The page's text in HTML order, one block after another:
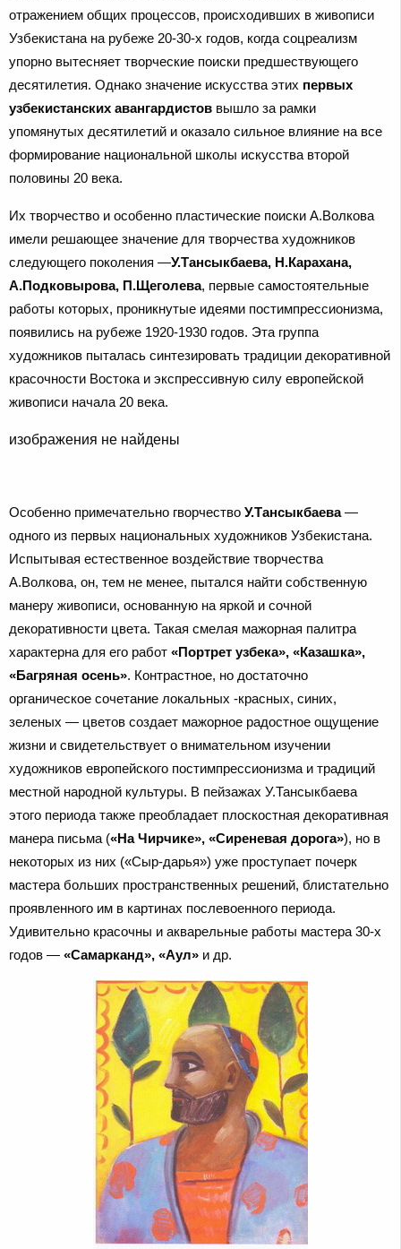
отражением общих процессов, происходивших в живописи
Узбекистана на рубеже 20-30-х годов, когда соцреализм
упорно вытесняет творческие поиски предшествующего
десятилетия. Однако значение искусства этих первых
узбекистанских авангардистов вышло за рамки
упомянутых десятилетий и оказало сильное влияние на все
формирование национальной школы искусства второй
половины 20 века.
Их творчество и особенно пластические поиски А.Волкова
имели решающее значение для творчества художников
следующего поколения —У.Тансыкбаева, Н.Карахана,
А.Подковырова, П.Щеголева, первые самостоятельные
работы которых, проникнутые идеями постимпрессионизма,
появились на рубеже 1920-1930 годов. Эта группа
художников пыталась синтезировать традиции декоративной
красочности Востока и экспрессивную силу европейской
живописи начала 20 века.
изображения не найдены
Особенно примечательно гворчество У.Тансыкбаева—
одного из первых национальных художников Узбекистана.
Испытывая естественное воздействие творчества
А.Волкова, он, тем не менее, пытался найти собственную
манеру живописи, основанную на яркой и сочной
декоративности цвета. Такая смелая мажорная палитра
характерна для его работ «Портрет узбека», «Казашка»,
«Багряная осень». Контрастное, но достаточно
органическое сочетание локальных -красных, синих,
зеленых — цветов создает мажорное радостное ощущение
жизни и свидетельствует о внимательном изучении
художников европейского постимпрессионизма и традиций
местной народной культуры. В пейзажах У.Тансыкбаева
этого периода также преобладает плоскостная декоративная
манера письма («На Чирчике», «Сиреневая дорога»), но в
некоторых из них («Сыр-дарья») уже проступает почерк
мастера больших пространственных решений, блистательно
проявленного им в картинах послевоенного периода.
Удивительно красочны и акварельные работы мастера 30-х
годов — «Самарканд», «Аул» и др.